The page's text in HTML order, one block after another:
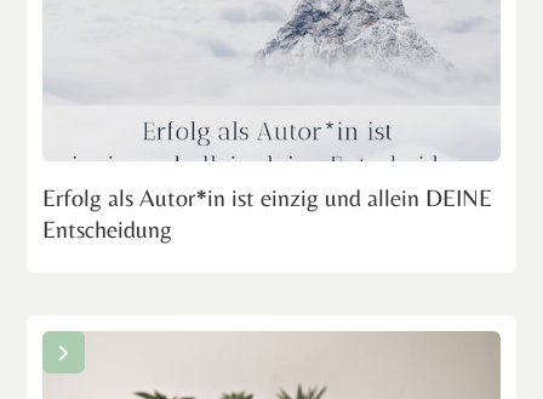
Erfolg als Autor*in ist einzig und allein DEINE
Entscheidung